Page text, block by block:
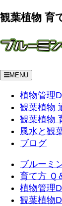
観葉植物 育
MENU
植物管理
観葉植物
観葉植物
風水と観
ブログ
ブルーミ
育て方 Ｑ
植物管理
観葉植物